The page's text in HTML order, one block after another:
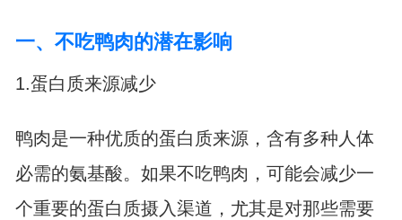
一、不吃鸭肉的潜在影响
1.蛋白质来源减少
鸭肉是一种优质的蛋白质来源，含有多种人体
必需的氨基酸。如果不吃鸭肉，可能会减少一
个重要的蛋白质摄入渠道，尤其是对那些需要